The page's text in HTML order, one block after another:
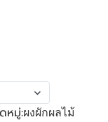
หมู่:ผงผักผลไม้